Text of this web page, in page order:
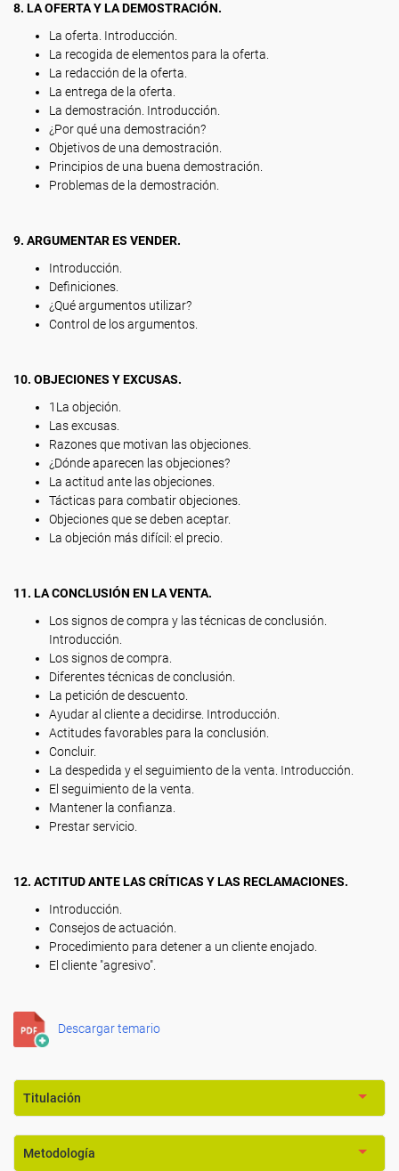
8. LA OFERTA Y LA DEMOSTRACIÓN.
La oferta. Introducción.
La recogida de elementos para la oferta.
La redacción de la oferta.
La entrega de la oferta.
La demostración. Introducción.
¿Por qué una demostración?
Objetivos de una demostración.
Principios de una buena demostración.
Problemas de la demostración.
9. ARGUMENTAR ES VENDER.
Introducción.
Definiciones.
¿Qué argumentos utilizar?
Control de los argumentos.
10. OBJECIONES Y EXCUSAS.
1La objeción.
Las excusas.
Razones que motivan las objeciones.
¿Dónde aparecen las objeciones?
La actitud ante las objeciones.
Tácticas para combatir objeciones.
Objeciones que se deben aceptar.
La objeción más difícil: el precio.
11. LA CONCLUSIÓN EN LA VENTA.
Los signos de compra y las técnicas de conclusión.
Introducción.
Los signos de compra.
Diferentes técnicas de conclusión.
La petición de descuento.
Ayudar al cliente a decidirse. Introducción.
Actitudes favorables para la conclusión.
Concluir.
La despedida y el seguimiento de la venta. Introducción.
El seguimiento de la venta.
Mantener la confianza.
Prestar servicio.
12. ACTITUD ANTE LAS CRÍTICAS Y LAS RECLAMACIONES.
Introducción.
Consejos de actuación.
Procedimiento para detener a un cliente enojado.
El cliente "agresivo".
Descargar temario
Titulación
Metodología